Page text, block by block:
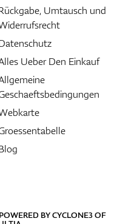
Umtausch und
Ueber Den Einkauf
BYCYCLONE3OF